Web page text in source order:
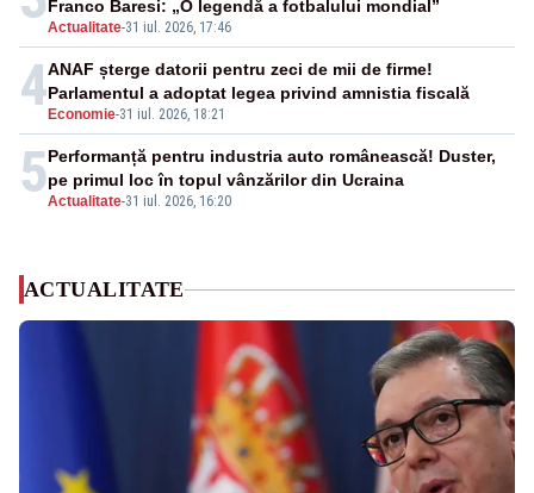
Actualitate-31 iul. 2026, 17:46
Franco Baresi: „O legendă a fotbalului mondial”
4 Economie-31 iul. 2026, 18:21
ANAF șterge datorii pentru zeci de mii de firme!
Parlamentul a adoptat legea privind amnistia fiscală
5Actualitate-31 iul. 2026, 16:20
Performanță pentru industria auto românească! Duster,
pe primul loc în topul vânzărilor din Ucraina
ACTUALITATE